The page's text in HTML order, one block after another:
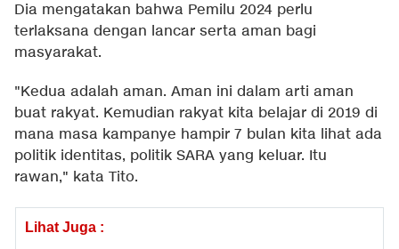
Dia mengatakan bahwa Pemilu 2024 perlu
terlaksana dengan lancar serta aman bagi
masyarakat.
"Kedua adalah aman. Aman ini dalam arti aman
buat rakyat. Kemudian rakyat kita belajar di 2019 di
mana masa kampanye hampir 7 bulan kita lihat ada
politik identitas, politik SARA yang keluar. Itu
rawan," kata Tito.
Lihat Juga :